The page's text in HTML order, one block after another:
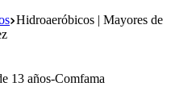
Hidroaeróbicos | Mayores de